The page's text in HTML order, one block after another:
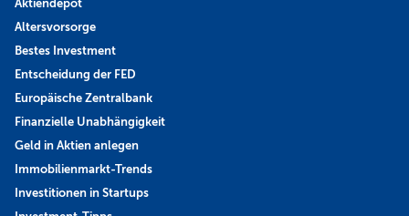
Aktiendepot
Altersvorsorge
Bestes Investment
Entscheidung der FED
Europäische Zentralbank
Finanzielle Unabhängigkeit
Geld in Aktien anlegen
Immobilienmarkt-Trends
Investitionen in Startups